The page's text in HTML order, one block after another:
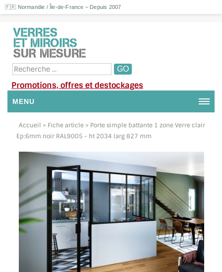
🇫🇷 Normandie / Île-de-France – Depuis 2007
Promotions, offres et destockages
MENU
NOUS CONTACTER
DEMANDE DE DEVIS
SUIVI DE DEVIS
SUIVI DE COMMANDE
TOUS LES TARIFS AU M2
GUIDE : CHOIX PAR UTILISATION
Accueil > Fiche article > Porte simple battante 1 zone Verre clair
Ep:6mm noir RAL9005 - ht 2034 larg 827 mm